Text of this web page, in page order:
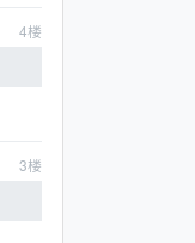
4楼
3楼